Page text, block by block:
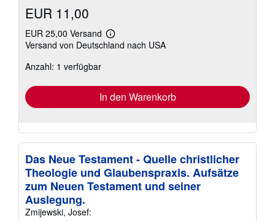
EUR 11,00
EUR 25,00 Versand
Weitere
Informationen
Versand von Deutschland nach USA
Anzahl: 1 verfügbar
In den Warenkorb
Das Neue Testament - Quelle christlicher
Theologie und Glaubenspraxis. Aufsätze
zum Neuen Testament und seiner
Auslegung.
Zmijewski, Josef: